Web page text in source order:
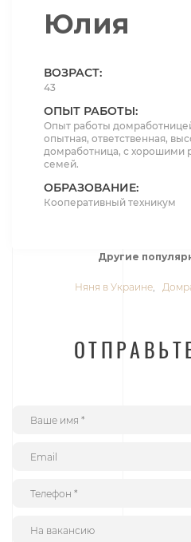
Юлия
ВОЗРАСТ:
43
ОПЫТ РАБОТЫ:
Опыт работы
опытная, ответственная,
домработница, с хорошими
семей.
ОБРАЗОВАНИЕ:
Кооперативный техникум
Другие
Няня в Украине,